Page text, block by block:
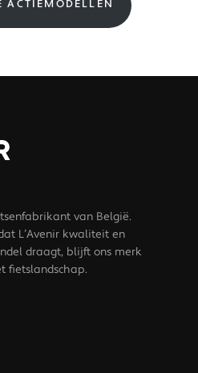
ACTIEMODELLEN
van België.
L’Avenir kwaliteit en
draagt, blijft ons merk
fietslandschap.